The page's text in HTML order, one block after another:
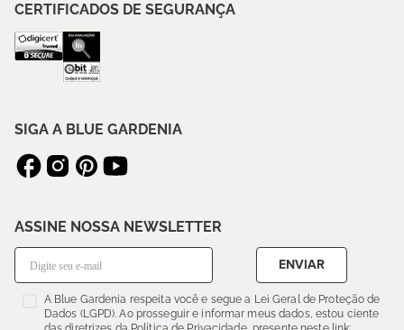
CERTIFICADOS DE SEGURANÇA
SIGA A BLUE GARDENIA
ASSINE NOSSA NEWSLETTER
ENVIAR
A Blue Gardenia respeita você e segue a Lei Geral de Proteção de
Dados (LGPD). Ao prosseguir e informar meus dados, estou ciente